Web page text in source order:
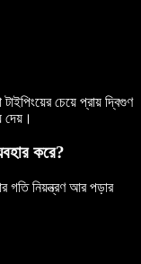
চেয়ে প্রায় দ্বিগুণ
দেয়।
করে?
গতি নিয়ন্ত্রণ আর পড়ার